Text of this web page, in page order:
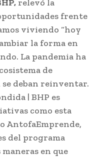
relevó la
frente
viviendo “hoy
la forma en
La pandemia ha
de
deban reinventar.
| BHP es
como esta
AntofaEmprende,
del programa
maneras en que